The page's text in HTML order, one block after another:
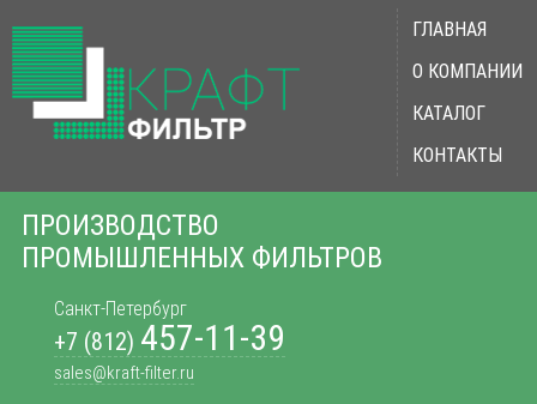
ПРОИЗВОДСТВО
ПРОМЫШЛЕННЫХ ФИЛЬТРОВ
Санкт-Петербург
+7 (812) 457-11-39
sales@kraft-filter.ru
ГЛАВНАЯ
О КОМПАНИИ
КАТАЛОГ
КОНТАКТЫ